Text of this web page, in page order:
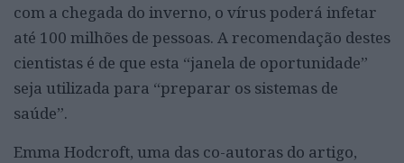
com a chegada do inverno, o vírus poderá infetar
até 100 milhões de pessoas. A recomendação destes
cientistas é de que esta “janela de oportunidade”
seja utilizada para “preparar os sistemas de
saúde”.
Emma Hodcroft, uma das co-autoras do artigo,